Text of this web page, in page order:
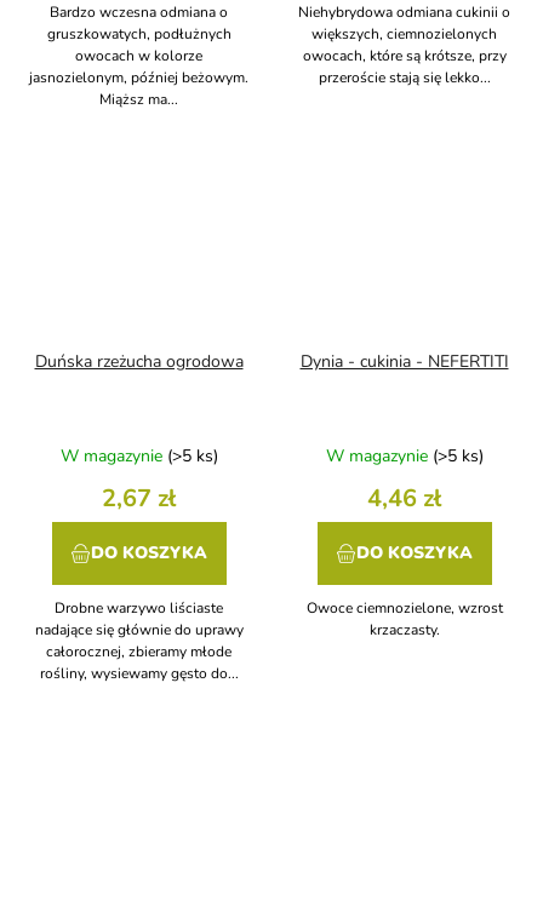
Bardzo wczesna odmiana o
gruszkowatych, podłużnych
owocach w kolorze
jasnozielonym, później beżowym.
Miąższ ma...
Niehybrydowa odmiana cukinii o
większych, ciemnozielonych
owocach, które są krótsze, przy
przeroście stają się lekko...
Duńska rzeżucha ogrodowa
W magazynie (>5 ks)
2,67 zł
DO KOSZYKA
Drobne warzywo liściaste
nadające się głównie do uprawy
całorocznej, zbieramy młode
rośliny, wysiewamy gęsto do...
Dynia - cukinia - NEFERTITI
W magazynie (>5 ks)
4,46 zł
DO KOSZYKA
Owoce ciemnozielone, wzrost
krzaczasty.